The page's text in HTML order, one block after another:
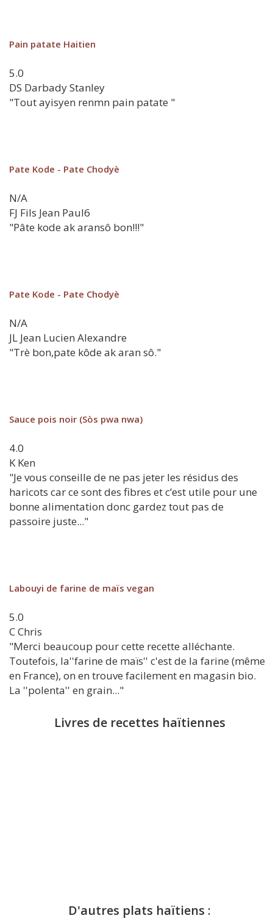
Pain patate Haitien
5.0
DS Darbady Stanley
"Tout ayisyen renmn pain patate "
Pate Kode - Pate Chodyè
N/A
FJ Fils Jean Paul6
"Pâte kode ak aransô bon!!!"
Pate Kode - Pate Chodyè
N/A
JL Jean Lucien Alexandre
"Trè bon,pate kôde ak aran sô."
Sauce pois noir (Sòs pwa nwa)
4.0
K Ken
"Je vous conseille de ne pas jeter les résidus des
haricots car ce sont des fibres et c’est utile pour une
bonne alimentation donc gardez tout pas de
passoire juste..."
Labouyi de farine de maïs vegan
5.0
CChris
"Merci beaucoup pour cette recette alléchante.
Toutefois, la''farine de maïs'' c'est de la farine (même
en France), on en trouve facilement en magasin bio.
La ''polenta'' en grain..."
Livres de recettes haïtiennes
D'autres plats haïtiens :